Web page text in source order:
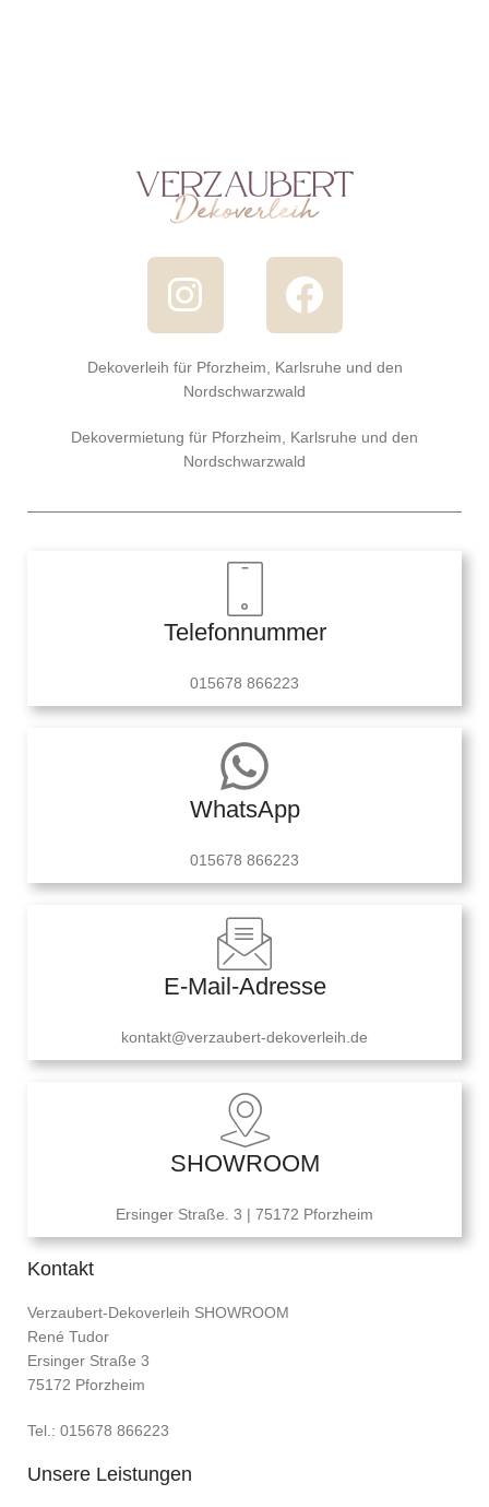
Dekoverleih für Pforzheim, Karlsruhe und den
Nordschwarzwald
Dekovermietung für Pforzheim, Karlsruhe und den
Nordschwarzwald
Telefonnummer
015678 866223
WhatsApp
015678 866223
E-Mail-Adresse
kontakt@verzaubert-dekoverleih.de
SHOWROOM
Ersinger Straße. 3 | 75172 Pforzheim
Kontakt
Verzaubert-Dekoverleih SHOWROOM
René Tudor
Ersinger Straße 3
75172 Pforzheim
Tel.: 015678 866223
Unsere Leistungen